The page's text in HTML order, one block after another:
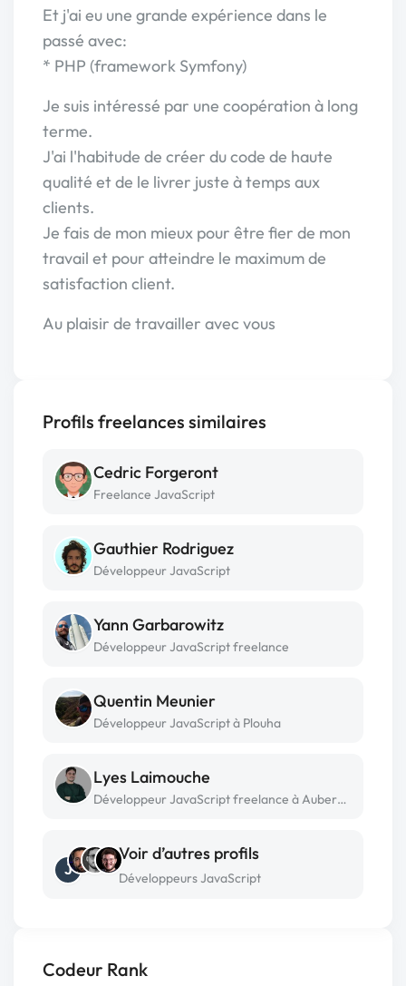
Codeur Rank
Et j'ai eu une grande expérience dans le
passé avec:
* PHP (framework Symfony)
Je suis intéressé par une coopération à long
terme.
J'ai l'habitude de créer du code de haute
qualité et de le livrer juste à temps aux
clients.
Je fais de mon mieux pour être fier de mon
travail et pour atteindre le maximum de
satisfaction client.
Au plaisir de travailler avec vous
Profils freelances similaires
Cedric Forgeront
Freelance JavaScript
Gauthier Rodriguez
Développeur JavaScript
Yann Garbarowitz
Développeur JavaScript freelance
Quentin Meunier
Développeur JavaScript à Plouha
Lyes Laimouche
Développeur JavaScript freelance à Aubervilliers
J
Voir d’autres profils
Développeurs JavaScript